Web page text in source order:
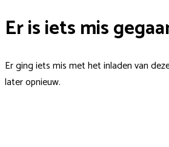
Er is iets mis
Er ging iets mis met het inladen van
later opnieuw.